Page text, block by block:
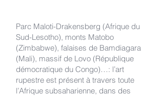
Parc Maloti-Drakensberg (Afrique du
Sud-Lesotho), monts Matobo
(Zimbabwe), falaises de Bamdiagara
(Mali), massif de Lovo (République
démocratique du Congo)…: l’art
rupestre est présent à travers toute
l’Afrique subsaharienne, dans des